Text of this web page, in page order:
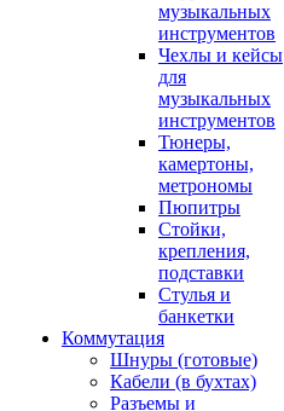
музыкальных
инструментов
Чехлы и кейсы
для
музыкальных
инструментов
Тюнеры,
камертоны,
метрономы
Пюпитры
Стойки,
крепления,
подставки
Стулья и
банкетки
Коммутация
Шнуры (готовые)
Кабели (в бухтах)
Разъемы и